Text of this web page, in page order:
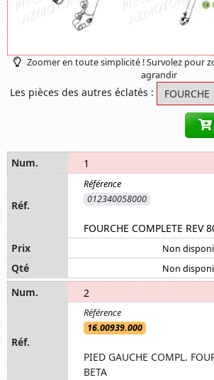
Zoomer en toute simplicité ! Survolez pour
agrandir
Les pièces des autres éclatés :
1
012340058000
FOURCHE COMPLETE REV
Non
Non
2
16.00939.000
PIED GAUCHE COMPL.
BETA